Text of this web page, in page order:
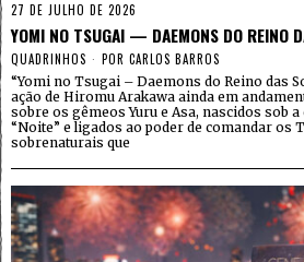
27 DE JULHO DE 2026
YOMI NO TSUGAI — DAEMONS DO REINO
QUADRINHOS POR CARLOS BARROS
“Yomi no Tsugai – Daemons do Reino das
ação de Hiromu Arakawa ainda em
sobre os gêmeos Yuru e Asa, nascidos sob
“Noite” e ligados ao poder de comandar os
sobrenaturais que